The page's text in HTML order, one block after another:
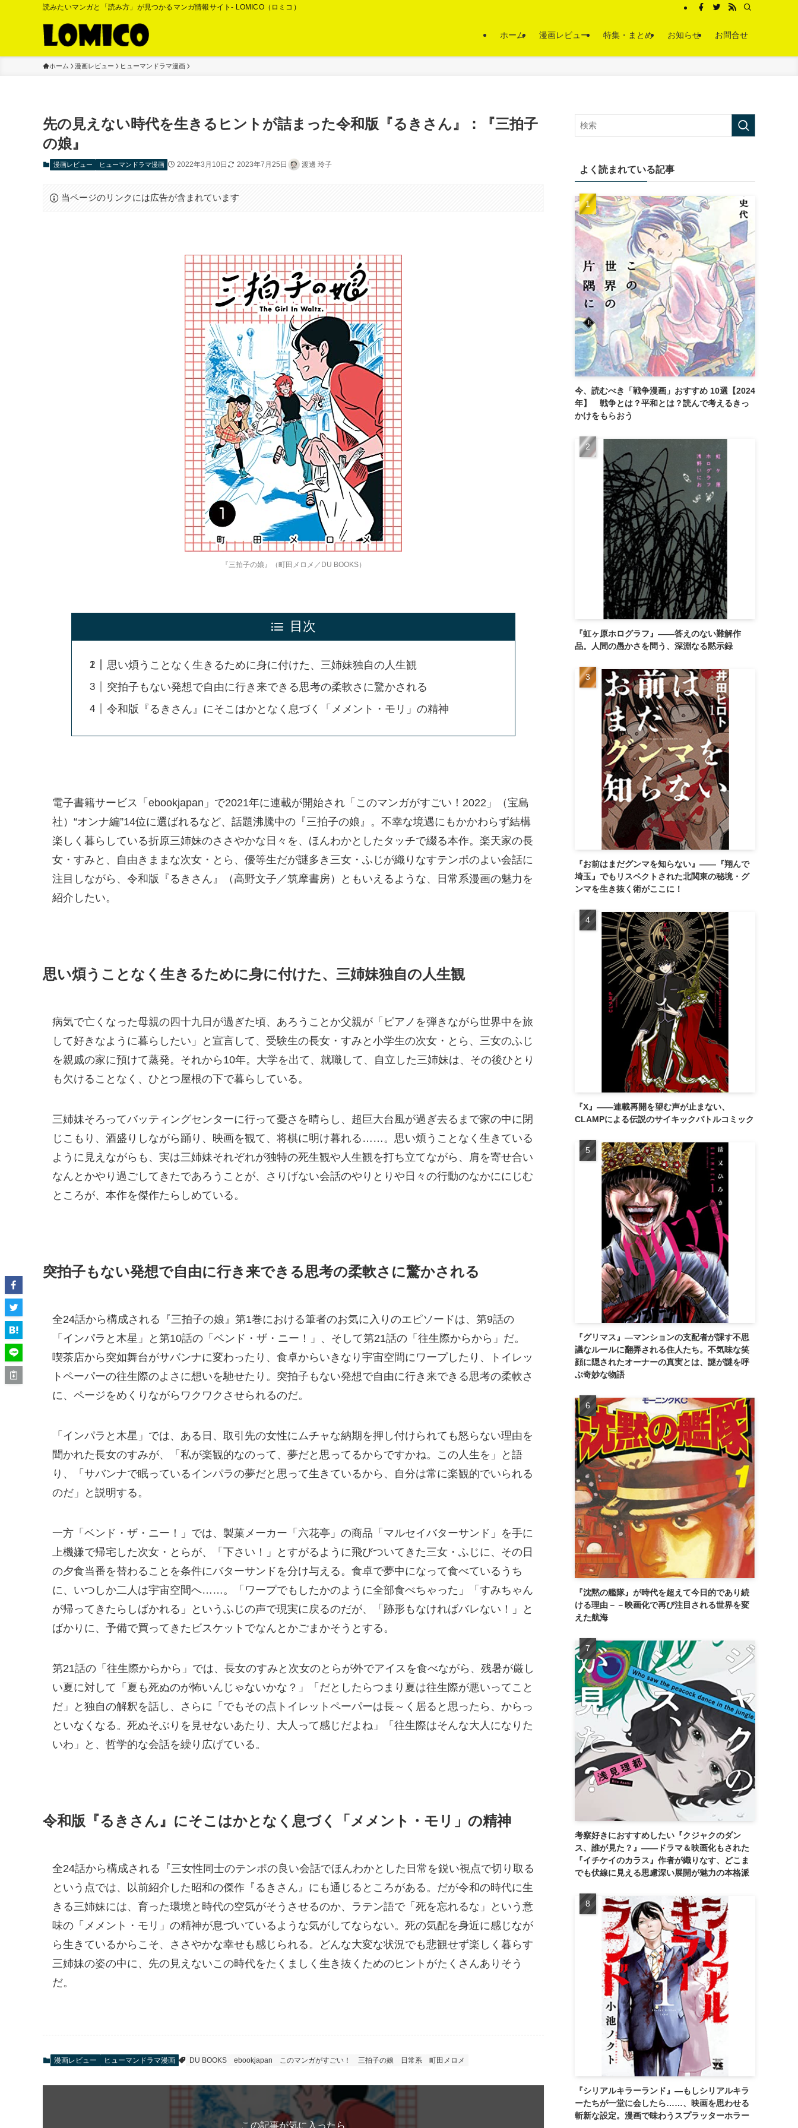
読みたいマンガと「読み方」が見つかるマンガ情報サイト- LOMICO（ロミコ）
ホーム 漫画レビュー 特集・まとめ お知らせ お問合せ
ホーム 漫画レビュー ヒューマンドラマ漫画
先の見えない時代を生きるヒントが詰まった令和版『るきさん』：『三拍子
の娘』
漫画レビュー ヒューマンドラマ漫画 2022年3月10日 2023年7月25日 渡邊 玲子
当ページのリンクには広告が含まれています
『三拍子の娘』（町田メロメ／DU BOOKS）
目次
思い煩うことなく生きるために身に付けた、三姉妹独自の人生観
突拍子もない発想で自由に行き来できる思考の柔軟さに驚かされる
令和版『るきさん』にそこはかとなく息づく「メメント・モリ」の精神
電子書籍サービス「ebookjapan」で2021年に連載が開始され「このマンガがすごい！2022」（宝島
社）“オンナ編”14位に選ばれるなど、話題沸騰中の『三拍子の娘』。不幸な境遇にもかかわらず結構
楽しく暮らしている折原三姉妹のささやかな日々を、ほんわかとしたタッチで綴る本作。楽天家の長
女・すみと、自由きままな次女・とら、優等生だが謎多き三女・ふじが織りなすテンポのよい会話に
注目しながら、令和版『るきさん』（高野文子／筑摩書房）ともいえるような、日常系漫画の魅力を
紹介したい。
思い煩うことなく生きるために身に付けた、三姉妹独自の人生観
病気で亡くなった母親の四十九日が過ぎた頃、あろうことか父親が「ピアノを弾きながら世界中を旅
して好きなように暮らしたい」と宣言して、受験生の長女・すみと小学生の次女・とら、三女のふじ
を親戚の家に預けて蒸発。それから10年。大学を出て、就職して、自立した三姉妹は、その後ひとり
も欠けることなく、ひとつ屋根の下で暮らしている。
三姉妹そろってバッティングセンターに行って憂さを晴らし、超巨大台風が過ぎ去るまで家の中に閉
じこもり、酒盛りしながら踊り、映画を観て、将棋に明け暮れる……。思い煩うことなく生きている
ように見えながらも、実は三姉妹それぞれが独特の死生観や人生観を打ち立てながら、肩を寄せ合い
なんとかやり過ごしてきたであろうことが、さりげない会話のやりとりや日々の行動のなかににじむ
ところが、本作を傑作たらしめている。
突拍子もない発想で自由に行き来できる思考の柔軟さに驚かされる
全24話から構成される『三拍子の娘』第1巻における筆者のお気に入りのエピソードは、第9話の
「インパラと木星」と第10話の「ベンド・ザ・ニー！」、そして第21話の「往生際からから」だ。
喫茶店から突如舞台がサバンナに変わったり、食卓からいきなり宇宙空間にワープしたり、トイレッ
トペーパーの往生際のよさに想いを馳せたり。突拍子もない発想で自由に行き来できる思考の柔軟さ
に、ページをめくりながらワクワクさせられるのだ。
「インパラと木星」では、ある日、取引先の女性にムチャな納期を押し付けられても怒らない理由を
聞かれた長女のすみが、「私が楽観的なのって、夢だと思ってるからですかね。この人生を」と語
り、「サバンナで眠っているインパラの夢だと思って生きているから、自分は常に楽観的でいられる
のだ」と説明する。
一方「ベンド・ザ・ニー！」では、製菓メーカー「六花亭」の商品「マルセイバターサンド」を手に
上機嫌で帰宅した次女・とらが、「下さい！」とすがるように飛びついてきた三女・ふじに、その日
の夕食当番を替わることを条件にバターサンドを分け与える。食卓で夢中になって食べているうち
に、いつしか二人は宇宙空間へ……。「ワープでもしたかのように全部食べちゃった」「すみちゃん
が帰ってきたらしばかれる」というふじの声で現実に戻るのだが、「跡形もなければバレない！」と
ばかりに、予備で買ってきたビスケットでなんとかごまかそうとする。
第21話の「往生際からから」では、長女のすみと次女のとらが外でアイスを食べながら、残暑が厳し
い夏に対して「夏も死ぬのが怖いんじゃないかな？」「だとしたらつまり夏は往生際が悪いってこと
だ」と独自の解釈を話し、さらに「でもその点トイレットペーパーは長～く居ると思ったら、からっ
といなくなる。死ぬそぶりを見せないあたり、大人って感じだよね」「往生際はそんな大人になりた
いわ」と、哲学的な会話を繰り広げている。
令和版『るきさん』にそこはかとなく息づく「メメント・モリ」の精神
全24話から構成される『三女性同士のテンポの良い会話でほんわかとした日常を鋭い視点で切り取る
という点では、以前紹介した昭和の傑作『るきさん』にも通じるところがある。だが令和の時代に生
きる三姉妹には、育った環境と時代の空気がそうさせるのか、ラテン語で「死を忘れるな」という意
味の「メメント・モリ」の精神が息づいているような気がしてならない。死の気配を身近に感じなが
ら生きているからこそ、ささやかな幸せも感じられる。どんな大変な状況でも悲観せず楽しく暮らす
三姉妹の姿の中に、先の見えないこの時代をたくましく生き抜くためのヒントがたくさんありそう
だ。
漫画レビュー ヒューマンドラマ漫画 DU BOOKS ebookjapan このマンガがすごい！ 三拍子の娘 日常系 町田メロメ
この記事が気に入ったら
よく読まれている記事
今、読むべき「戦争漫画」おすすめ 10選【2024
年】 戦争とは？平和とは？読んで考えるきっ
かけをもらおう
『虹ヶ原ホログラフ』——答えのない難解作
品。人間の愚かさを問う、深淵なる黙示録
『お前はまだグンマを知らない』――『翔んで
埼玉』でもリスペクトされた北関東の秘境・グ
ンマを生き抜く術がここに！
『X』——連載再開を望む声が止まない、
CLAMPによる伝説のサイキックバトルコミック
『グリマス』―マンションの支配者が課す不思
議なルールに翻弄される住人たち。不気味な笑
顔に隠されたオーナーの真実とは、謎が謎を呼
ぶ奇妙な物語
『沈黙の艦隊』が時代を超えて今日的であり続
ける理由－－映画化で再び注目される世界を変
えた航海
考察好きにおすすめしたい『クジャクのダン
ス、誰が見た？』――ドラマ＆映画化もされた
『イチケイのカラス』作者が織りなす、どこま
でも伏線に見える思慮深い展開が魅力の本格派
『シリアルキラーランド』―もしシリアルキラ
ーたちが一堂に会したら……、映画を思わせる
斬新な設定。漫画で味わうスプラッターホラー